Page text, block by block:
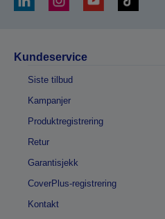
Kundeservice
Siste tilbud
Kampanjer
Produktregistrering
Retur
Garantisjekk
CoverPlus-registrering
Kontakt